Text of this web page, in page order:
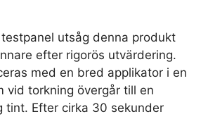
utsåg denna produkt
efter rigorös utvärdering.
med en bred applikator i en
vid torkning övergår till en
tint. Efter cirka 30 sekunder